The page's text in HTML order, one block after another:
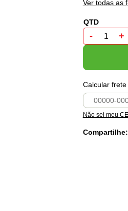
Ver todas as
- +
Calcular
Não sei meu
Compartilhe: